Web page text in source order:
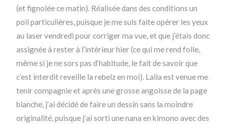
(et fignolée ce matin). Réalisée dans des conditions un
poil particulières, puisque je me suis faite opérer les yeux
au laser vendredi pour corriger ma vue, et que j’étais donc
assignée à rester à l’intérieur hier (ce qui me rend folle,
même si je ne sors pas d’habitude, le fait de savoir que
c’est interdit reveille la rebelz en moi). Laila est venue me
tenir compagnie et après une grosse angoisse de la page
blanche, j’ai décidé de faire un dessin sans la moindre
originalité, puisque j’ai sorti une nana en kimono avec des